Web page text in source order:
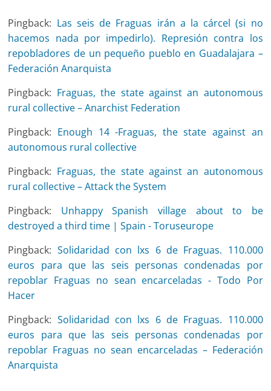
Pingback: Las seis de Fraguas irán a la cárcel (si no
hacemos nada por impedirlo). Represión contra los
repobladores de un pequeño pueblo en Guadalajara –
Federación Anarquista
Pingback: Fraguas, the state against an autonomous
rural collective – Anarchist Federation
Pingback: Enough 14 -Fraguas, the state against an
autonomous rural collective
Pingback: Fraguas, the state against an autonomous
rural collective – Attack the System
Pingback: Unhappy Spanish village about to be
destroyed a third time | Spain - Toruseurope
Pingback: Solidaridad con lxs 6 de Fraguas. 110.000
euros para que las seis personas condenadas por
repoblar Fraguas no sean encarceladas - Todo Por
Hacer
Pingback: Solidaridad con lxs 6 de Fraguas. 110.000
euros para que las seis personas condenadas por
repoblar Fraguas no sean encarceladas – Federación
Anarquista